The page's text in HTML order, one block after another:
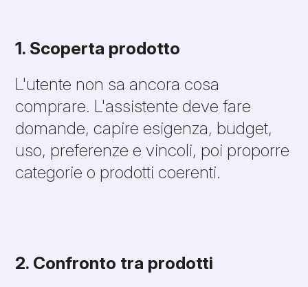
1. Scoperta prodotto
L'utente non sa ancora cosa
comprare. L'assistente deve fare
domande, capire esigenza, budget,
uso, preferenze e vincoli, poi proporre
categorie o prodotti coerenti.
2. Confronto tra prodotti